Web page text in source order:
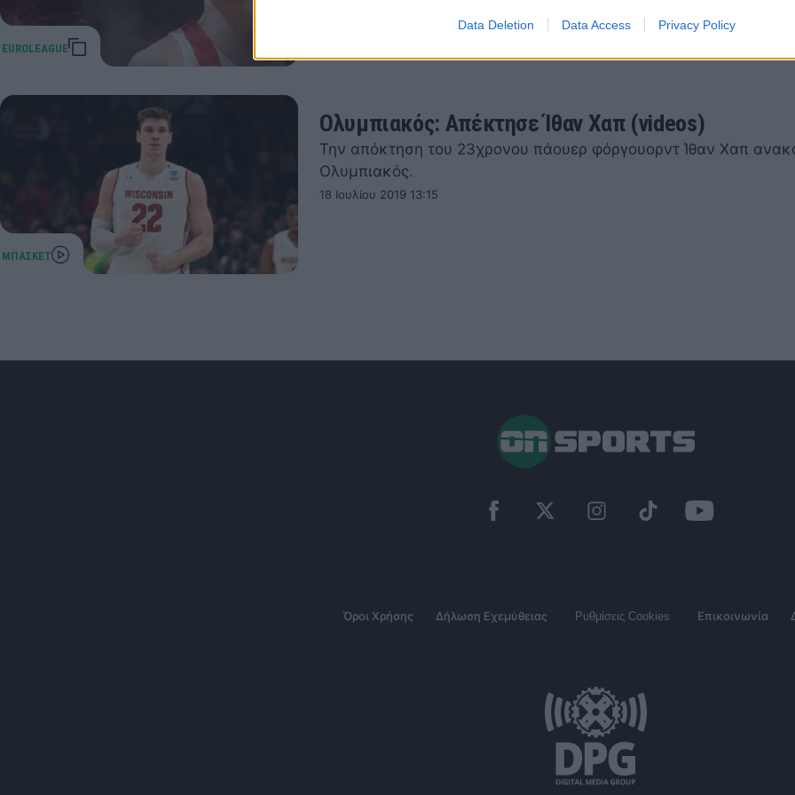
Data Deletion Data Access Privacy Policy
Ολυμπιακός: Απέκτησε Ίθαν Χαπ (videos)
Την απόκτηση του 23χρονου πάουερ φόργουορντ Ίθαν Χαπ
Ολυμπιακός.
18 Ιουλίου 2019 13:15
Όροι Χρήσης Δήλωση Εχεμύθειας Ρυθμίσεις Cookies Επικοινωνία